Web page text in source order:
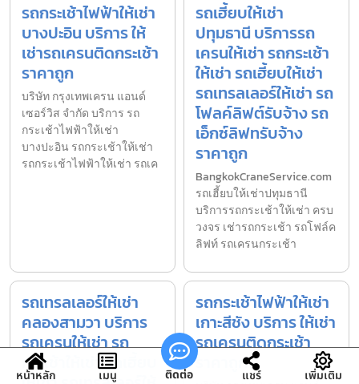
รถกระเช้าไฟฟ้าให้เช่า
บางปะอิน บริการ ให้
เช่ารถเครนติดกระเช้า
ราคาถูก
บริษัท กรุงเทพเครน แอนด์
เซอร์วิส จำกัด บริการ รถ
กระเช้าไฟฟ้าให้เช่า
บางปะอิน รถกระเช้าให้เช่า
รถกระเช้าไฟฟ้าให้เช่า รถเค
รถเฮี้ยบให้เช่า
ปทุมธานี บริการรถ
เครนให้เช่า รถกระเช้า
ให้เช่า รถเฮี้ยบให้เช่า
รถเทรลเลอร์ให้เช่า รถ
โฟลค์ลิฟต์รับจ้าง รถ
เอ็กซ์ลิฟทรับจ้าง
ราคาถูก
BangkokCraneService.com
รถเฮี้ยบให้เช่าปทุมธานี
บริการรถกระเช้าให้เช่า ครบ
วงจร เช่ารถกระเช้า รถโฟล์ค
ลิฟท์ รถเครนกระเช้า
รถเทรลเลอร์ให้เช่า
คลองสามวา บริการ
รถเครนให้เช่า รถ
กระเช้าให้เช่า รถเฮี้ยบ
รถกระเช้าไฟฟ้าให้เช่า
เกาะสีชัง บริการ ให้เช่า
รถเครนติดกระเช้า
ราคาถูก
หน้าหลัก เมนู ติดต่อ แชร์ เพิ่มเติม